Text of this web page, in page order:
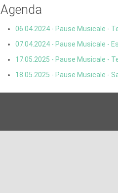
Agenda
06.04.2024 - Pause Musicale -
07.04.2024 - Pause Musicale -
17.05.2025 - Pause Musicale -
18.05.2025 - Pause Musicale -